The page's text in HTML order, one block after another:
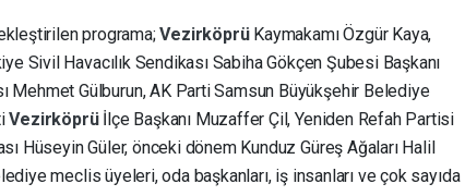
programa;Vezirköprü Kaymakamı Özgür Kaya,
Sivil Havacılık Sendikası Sabiha Gökçen Şubesi Başkanı
Mehmet Gülburun, AK Parti Samsun Büyükşehir Belediye
Vezirköprü İlçe Başkanı Muzaffer Çil, Yeniden Refah Partisi
Hüseyin Güler, önceki dönem Kunduz Güreş Ağaları Halil
meclis üyeleri, oda başkanları, iş insanları ve çok sayıda